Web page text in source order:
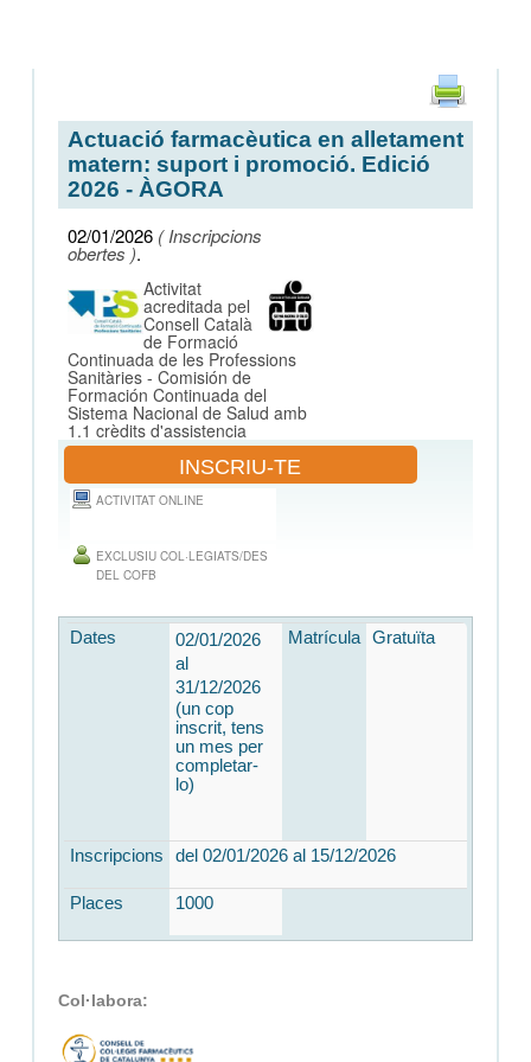
Actuació farmacèutica en alletament
matern: suport i promoció. Edició
2026 - ÀGORA
02/01/2026 ( Inscripcions
obertes ).
Activitat
acreditada pel
Consell Català
de Formació
Continuada de les Professions
Sanitàries - Comisión de
Formación Continuada del
Sistema Nacional de Salud amb
1.1 crèdits d'assistencia
INSCRIU-TE
ACTIVITAT ONLINE
EXCLUSIU COL·LEGIATS/DES
DEL COFB
Dates
02/01/2026
al
31/12/2026
(un cop
inscrit, tens
un mes per
completar-
lo)
Matrícula Gratuïta
Inscripcions del 02/01/2026 al 15/12/2026
Places 1000
Col·labora: